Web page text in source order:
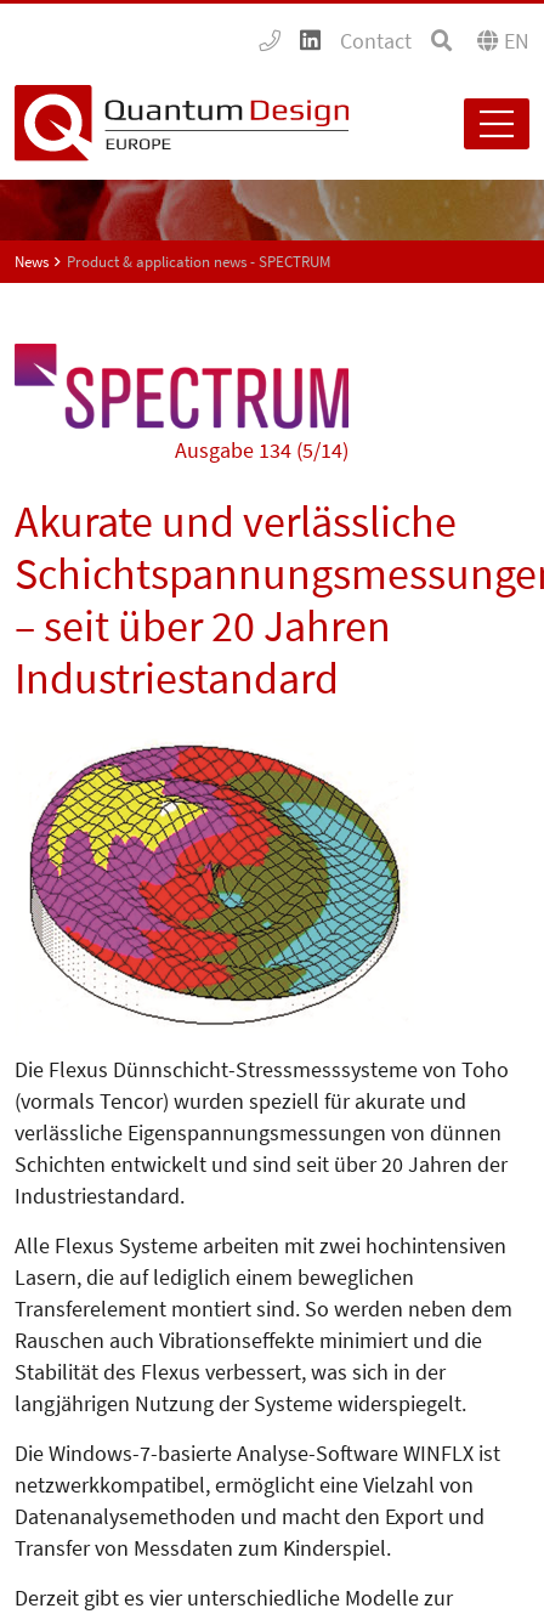
Contact EN
News Product & application news - SPECTRUM
Ausgabe 134 (5/14)
Akurate und verlässliche
– seit über 20 Jahren
Industriestandard
Die Flexus Dünnschicht-Stressmesssysteme von Toho
(vormals Tencor) wurden speziell für akurate und
verlässliche Eigenspannungsmessungen von dünnen
Schichten entwickelt und sind seit über 20 Jahren der
Industriestandard.
Alle Flexus Systeme arbeiten mit zwei hochintensiven
Lasern, die auf lediglich einem beweglichen
Transferelement montiert sind. So werden neben dem
Rauschen auch Vibrationseffekte minimiert und die
Stabilität des Flexus verbessert, was sich in der
langjährigen Nutzung der Systeme widerspiegelt.
Die Windows-7-basierte Analyse-Software WINFLX ist
netzwerkkompatibel, ermöglicht eine Vielzahl von
Datenanalysemethoden und macht den Export und
Transfer von Messdaten zum Kinderspiel.
Derzeit gibt es vier unterschiedliche Modelle zur